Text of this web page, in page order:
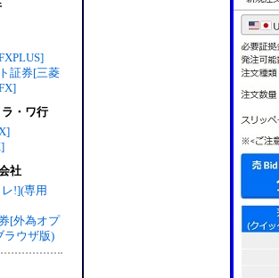
証券[三菱
・ワ行
社
!](専用
[外為オプ
ラウザ版)